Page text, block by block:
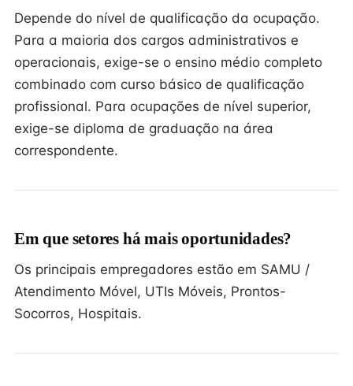
Depende do nível de qualificação da ocupação.
Para a maioria dos cargos administrativos e
operacionais, exige-se o ensino médio completo
combinado com curso básico de qualificação
profissional. Para ocupações de nível superior,
exige-se diploma de graduação na área
correspondente.
Em que setores há mais oportunidades?
Os principais empregadores estão em SAMU /
Atendimento Móvel, UTIs Móveis, Prontos-
Socorros, Hospitais.